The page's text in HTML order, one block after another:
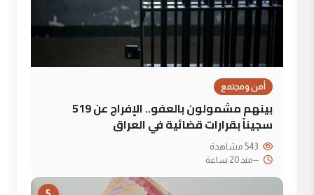
أمن ومجتمع
بينهم مشمولون بالعفو.. الإفراج عن 519
سجيناً بقرارات قضائية في العراق
--منذ 20 ساعة